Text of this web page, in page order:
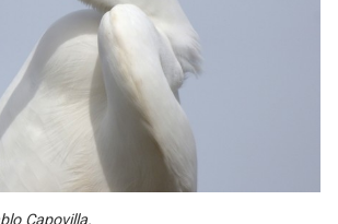
Capovilla.